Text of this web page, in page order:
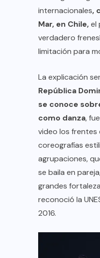
internacionales,
Mar, en Chile,el
verdadero
limitación para
La explicación
República
se conoce
como danza,
video los frentes
coreografías
agrupaciones,
se baila en
grandes
reconoció la
2016.